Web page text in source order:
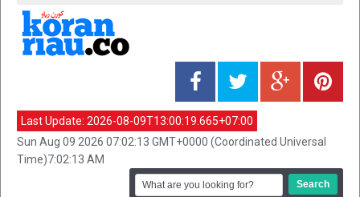
Last Update: 2026-08-09T13:00:19.665+07:00
Sun Aug 09 2026 07:02:13 GMT+0000 (Coordinated Universal
Time)7:02:13 AM